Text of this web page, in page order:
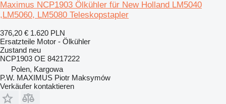
Maximus NCP1903 Ölkühler für New Holland LM5040
,LM5060, LM5080 Teleskopstapler
376,20 € 1.620 PLN
Ersatzteile Motor - Ölkühler
Zustand neu
NCP1903 OE 84217222
Polen, Kargowa
P.W. MAXIMUS Piotr Maksymów
Verkäufer kontaktieren